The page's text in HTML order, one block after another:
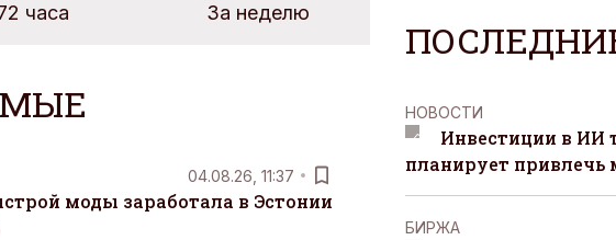
часа За неделю
04.08.26, 11:37
моды заработала в Эстонии
НОВОСТИ
Инвестиции в ИИ
планирует
БИРЖА